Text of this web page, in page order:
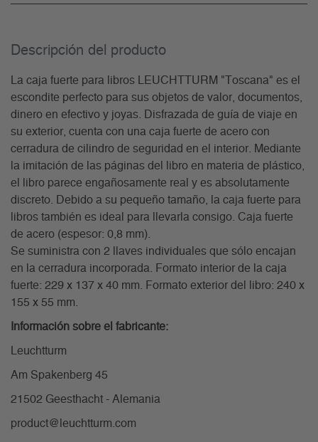
Descripción del producto
La caja fuerte para libros LEUCHTTURM "Toscana" es el
escondite perfecto para sus objetos de valor, documentos,
dinero en efectivo y joyas. Disfrazada de guía de viaje en
su exterior, cuenta con una caja fuerte de acero con
cerradura de cilindro de seguridad en el interior. Mediante
la imitación de las páginas del libro en materia de plástico,
el libro parece engañosamente real y es absolutamente
discreto. Debido a su pequeño tamaño, la caja fuerte para
libros también es ideal para llevarla consigo. Caja fuerte
de acero (espesor: 0,8 mm).
Se suministra con 2 llaves individuales que sólo encajan
en la cerradura incorporada. Formato interior de la caja
fuerte: 229 x 137 x 40 mm. Formato exterior del libro: 240 x
155 x 55 mm.
Información sobre el fabricante:
Leuchtturm
Am Spakenberg 45
21502 Geesthacht - Alemania
product@leuchtturm.com